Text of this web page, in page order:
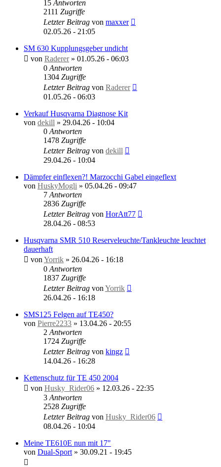
15 Antworten
2111 Zugriffe
Letzter Beitrag von maxxer
02.05.26 - 21:05
SM 630 Kupplungsgeber undicht
von Raderer» 01.05.26 - 06:03
0 Antworten
1304 Zugriffe
Letzter Beitrag von Raderer
01.05.26 - 06:03
Verkauf Husqvarna Diagnose Kit
von dekill » 29.04.26 - 10:04
0 Antworten
1478 Zugriffe
Letzter Beitrag von dekill
29.04.26 - 10:04
Dämpfer einflexen?! Marzocchi Gabel eingeflext
von HuskyMogli » 05.04.26 - 09:47
7 Antworten
2836 Zugriffe
Letzter Beitrag von HorAtt77
28.04.26 - 08:53
Husqvarna SMR 510 Reserveleuchte/Tankleuchte leuchtet
dauerhaft
von Yorrik » 26.04.26 - 16:18
0 Antworten
1837 Zugriffe
Letzter Beitrag von Yorrik
26.04.26 - 16:18
SMS125 Felgen auf TE450?
von Pierre2233 » 13.04.26 - 20:55
2 Antworten
1724 Zugriffe
Letzter Beitrag von kingz
14.04.26 - 16:28
Kettenschutz für TE 450 2004
von Husky_Rider06 » 12.03.26 - 22:35
3 Antworten
2528 Zugriffe
Letzter Beitrag von Husky_Rider06
08.04.26 - 10:04
Meine TE610E nun mit 17"
von Dual-Sport » 30.09.21 - 19:45